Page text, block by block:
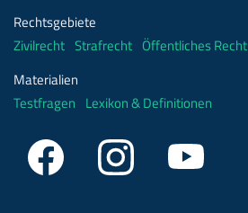
Rechtsgebiete
Zivilrecht Strafrecht Öffentliches Recht
Materialien
Testfragen Lexikon & Definitionen